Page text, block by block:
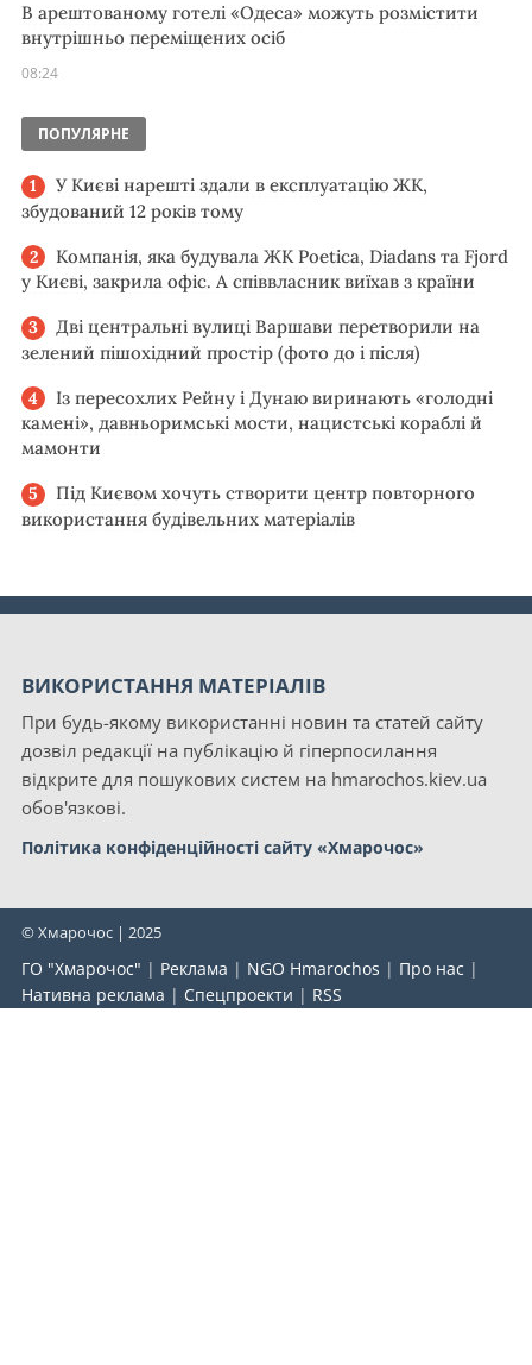
В арештованому готелі «Одеса» можуть розмістити
внутрішньо переміщених осіб
08:24
ПОПУЛЯРНЕ
У Києві нарешті здали в експлуатацію ЖК,
збудований 12 років тому
Компанія, яка будувала ЖК Poetica, Diadans та Fjord
у Києві, закрила офіс. А співвласник виїхав з країни
Дві центральні вулиці Варшави перетворили на
зелений пішохідний простір (фото до і після)
Із пересохлих Рейну і Дунаю виринають «голодні
камені», давньоримські мости, нацистські кораблі й
мамонти
Під Києвом хочуть створити центр повторного
використання будівельних матеріалів
ВИКОРИСТАННЯ МАТЕРІАЛІВ
При будь-якому використанні новин та статей сайту
дозвіл редакції на публікацію й гіперпосилання
відкрите для пошукових систем на hmarochos.kiev.ua
обов'язкові.
Політика конфіденційності сайту «Хмарочос»
© Хмарочос | 2025
ГО "Хмарочос" | Реклама | NGO Hmarochos | Про нас |
Нативна реклама | Спецпроекти | RSS